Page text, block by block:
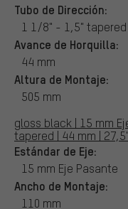
Tubo de Dirección:
1 1/8" - 1,5" tapered
Avance de Horquilla:
44 mm
Altura de Montaje:
505 mm
gloss black | 15 mm
tapered | 44 mm |
Estándar de Eje:
15 mm Eje Pasante
Ancho de Montaje:
110 mm